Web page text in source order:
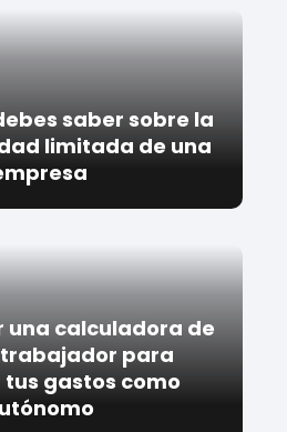
saber sobre la
limitada de una
una calculadora de
para
gastos como